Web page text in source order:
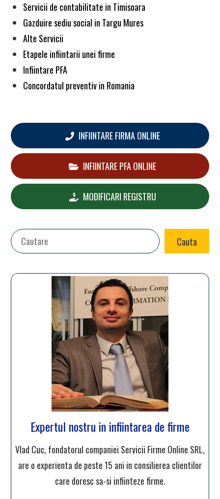
Servicii de contabilitate in Timisoara
Gazduire sediu social in Targu Mures
Alte Servicii
Etapele infiintarii unei firme
Infiintare PFA
Concordatul preventiv in Romania
INFIINTARE FIRMA ONLINE
INFIINTARE PFA ONLINE
MODIFICARI REGISTRU
Search Cauta
Expertul nostru in infiintarea de firme
Vlad Cuc, fondatorul companiei Servicii Firme Online SRL,
are o experienta de peste 15 ani in consilierea clientilor
care doresc sa-si infiinteze firme.